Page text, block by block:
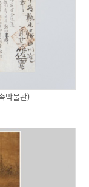
박물관)